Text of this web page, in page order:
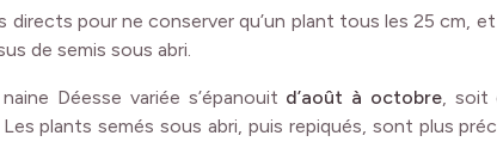
directs pour ne conserver qu’un plant tous les 25 cm,
de semis sous abri.
Déesse variée s’épanouit d’août à octobre, soit
plants semés sous abri, puis repiqués, sont plus